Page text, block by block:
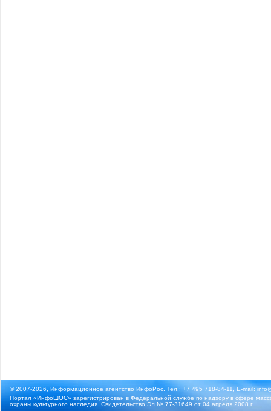
© 2007-2026, Информационное агентство ИнфоРос. Тел.: +7 495 718-84-11, E-mail:
Портал «ИнфоШОС» зарегистрирован в Федеральной службе по надзору в сфере
охраны культурного наследия. Свидетельство Эл № 77-31649 от 04 апреля 2008 г.